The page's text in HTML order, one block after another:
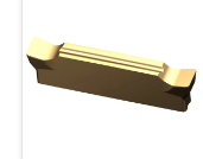
VIDEO